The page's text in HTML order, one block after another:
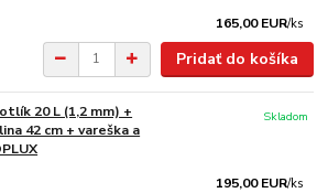
165,00 EUR/ks
Pridať do košíka
20 L (1,2 mm) +
42 cm + vareška a
195,00 EUR/ks
Skladom